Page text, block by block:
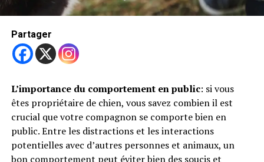
Partager
L’importance du comportement en public: si vous
êtes propriétaire de chien, vous savez combien il est
crucial que votre compagnon se comporte bien en
public. Entre les distractions et les interactions
potentielles avec d’autres personnes et animaux, un
bon comportement peut éviter bien des soucis et